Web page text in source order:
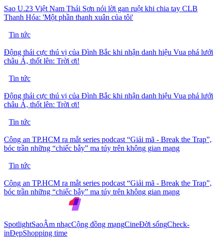
Sao U.23 Việt Nam Thái Sơn nói lời gan ruột khi chia tay CLB
Thanh Hóa: 'Một phần thanh xuân của tôi'
Tin tức
Động thái cực thú vị của Đình Bắc khi nhận danh hiệu Vua phá lưới
châu Á, thốt lên: Trời ơi!
Tin tức
Động thái cực thú vị của Đình Bắc khi nhận danh hiệu Vua phá lưới
châu Á, thốt lên: Trời ơi!
Tin tức
Công an TP.HCM ra mắt series podcast “Giải mã - Break the Trap”,
bóc trần những “chiếc bẫy” ma túy trên không gian mạng
Tin tức
Công an TP.HCM ra mắt series podcast “Giải mã - Break the Trap”,
bóc trần những “chiếc bẫy” ma túy trên không gian mạng
SpotlightSaoÂm nhạcCộng đồng mạngCineĐời sốngCheck-
inĐẹpShopping time